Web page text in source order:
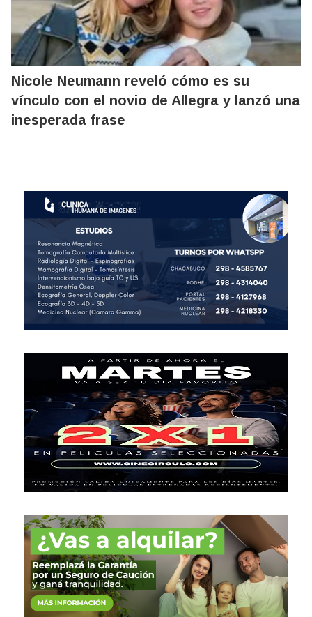
Nicole Neumann reveló cómo es su
vínculo con el novio de Allegra y lanzó una
inesperada frase